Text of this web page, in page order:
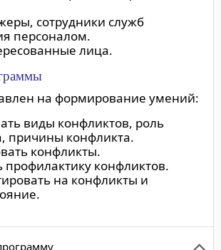
сотрудники служб
персоналом.
лица.
на формирование умений:
виды конфликтов, роль
причины конфликта.
конфликты.
профилактику конфликтов.
на конфликты и